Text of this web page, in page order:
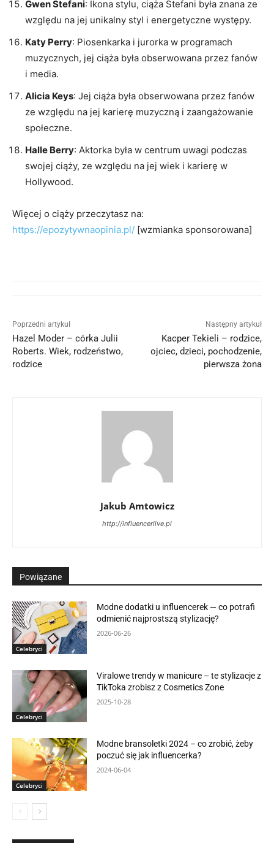
Gwen Stefani: Ikona stylu, ciąża Stefani była znana ze
względu na jej unikalny styl i energetyczne występy.
Katy Perry: Piosenkarka i jurorka w programach
muzycznych, jej ciąża była obserwowana przez fanów
i media.
Alicia Keys: Jej ciąża była obserwowana przez fanów
ze względu na jej karierę muzyczną i zaangażowanie
społeczne.
Halle Berry: Aktorka była w centrum uwagi podczas
swojej ciąży, ze względu na jej wiek i karierę w
Hollywood.
Więcej o ciąży przeczytasz na:
https://epozytywnaopinia.pl/ [wzmianka sponsorowana]
Poprzedni artykuł
Hazel Moder – córka Julii
Roberts. Wiek, rodzeństwo,
rodzice
Następny artykuł
Kacper Tekieli – rodzice,
ojciec, dzieci, pochodzenie,
pierwsza żona
Jakub Amtowicz
http://influencerlive.pl
Powiązane
Celebryci
Modne dodatki u influencerek — co potrafi
odmienić najprostszą stylizację?
2026-06-26
Celebryci
Viralowe trendy w manicure – te stylizacje z
TikToka zrobisz z Cosmetics Zone
2025-10-28
Celebryci
Modne bransoletki 2024 – co zrobić, żeby
poczuć się jak influencerka?
2024-06-04